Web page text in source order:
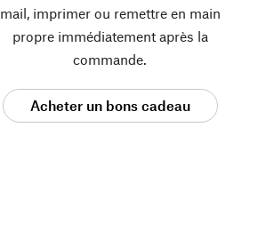
mail, imprimer ou remettre en main
propre immédiatement après la
commande.
Acheter un bons cadeau